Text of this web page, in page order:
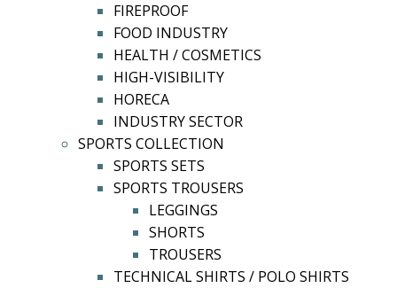
FIREPROOF
FOOD INDUSTRY
HEALTH / COSMETICS
HIGH-VISIBILITY
HORECA
INDUSTRY SECTOR
SPORTS COLLECTION
SPORTS SETS
SPORTS TROUSERS
LEGGINGS
SHORTS
TROUSERS
TECHNICAL SHIRTS / POLO SHIRTS